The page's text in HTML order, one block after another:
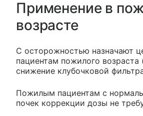
Применение в
возрасте
С осторожностью назначают
пациентам пожилого
снижение клубочковой
Пожилым пациентам с
почек коррекции дозы не